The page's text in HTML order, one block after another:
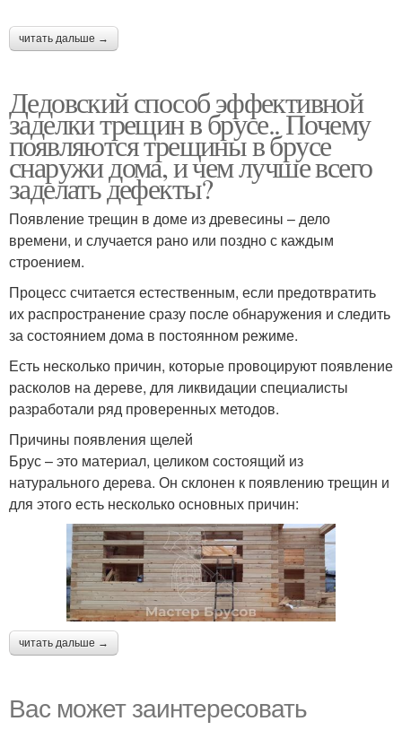
читать дальше →
Дедовский способ эффективной
заделки трещин в брусе.. Почему
появляются трещины в брусе
снаружи дома, и чем лучше всего
заделать дефекты?
Появление трещин в доме из древесины – дело
времени, и случается рано или поздно с каждым
строением.
Процесс считается естественным, если предотвратить
их распространение сразу после обнаружения и следить
за состоянием дома в постоянном режиме.
Есть несколько причин, которые провоцируют появление
расколов на дереве, для ликвидации специалисты
разработали ряд проверенных методов.
Причины появления щелей
Брус – это материал, целиком состоящий из
натурального дерева. Он склонен к появлению трещин и
для этого есть несколько основных причин:
читать дальше →
Вас может заинтересовать